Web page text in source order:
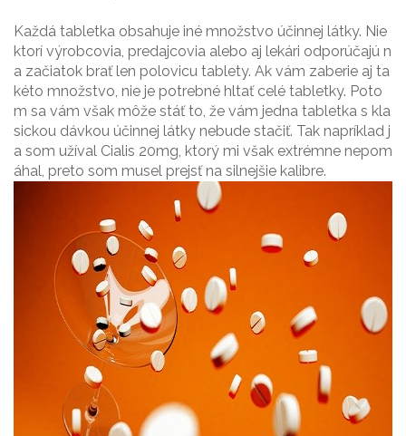
Každá tabletka obsahuje iné množstvo účinnej látky. Nie
ktorí výrobcovia, predajcovia alebo aj lekári odporúčajú n
a začiatok brať len polovicu tablety. Ak vám zaberie aj ta
kéto množstvo, nie je potrebné hltať celé tabletky. Poto
m sa vám však môže stáť to, že vám jedna tabletka s kla
sickou dávkou účinnej látky nebude stačiť. Tak napríklad j
a som užíval Cialis 20mg, ktorý mi však extrémne nepom
áhal, preto som musel prejsť na silnejšie kalibre.